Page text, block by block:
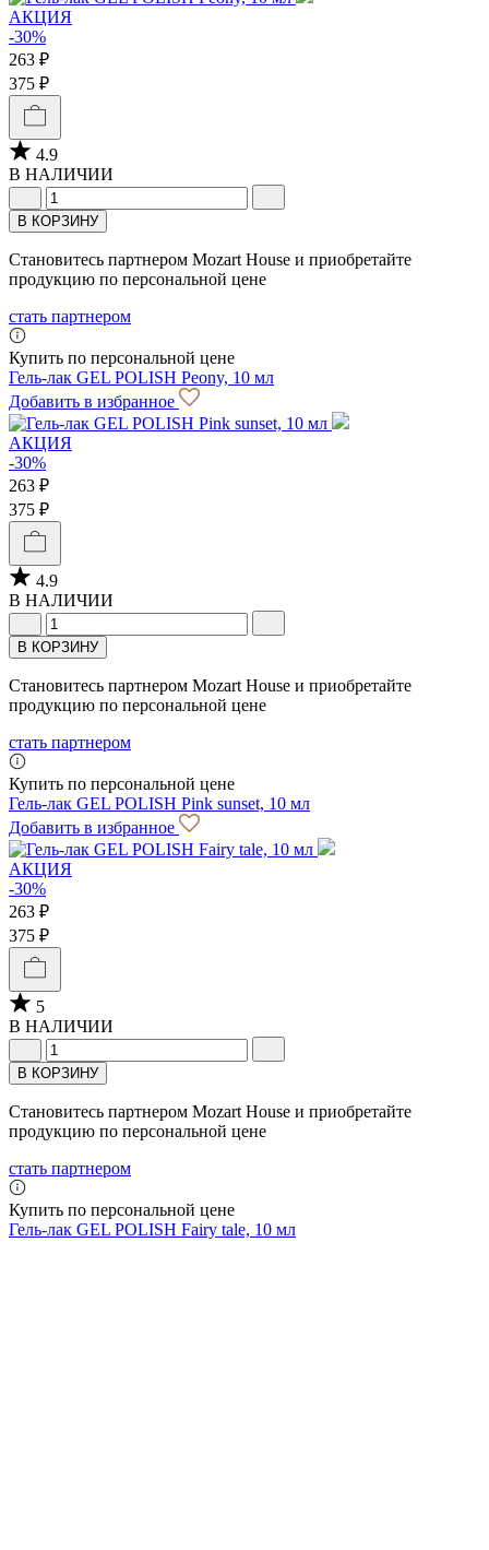
АКЦИЯ
-30%
263 ₽
375 ₽
4.9
В НАЛИЧИИ
В КОРЗИНУ
Становитесь партнером Mozart House и приобретайте
продукцию по персональной цене
стать партнером
Купить по персональной цене
Гель-лак GEL POLISH Peony, 10 мл
Добавить в избранное
АКЦИЯ
-30%
263 ₽
375 ₽
4.9
В НАЛИЧИИ
В КОРЗИНУ
Становитесь партнером Mozart House и приобретайте
продукцию по персональной цене
стать партнером
Купить по персональной цене
Гель-лак GEL POLISH Pink sunset, 10 мл
Добавить в избранное
АКЦИЯ
-30%
263 ₽
375 ₽
5
В НАЛИЧИИ
В КОРЗИНУ
Становитесь партнером Mozart House и приобретайте
продукцию по персональной цене
стать партнером
Купить по персональной цене
Гель-лак GEL POLISH Fairy tale, 10 мл